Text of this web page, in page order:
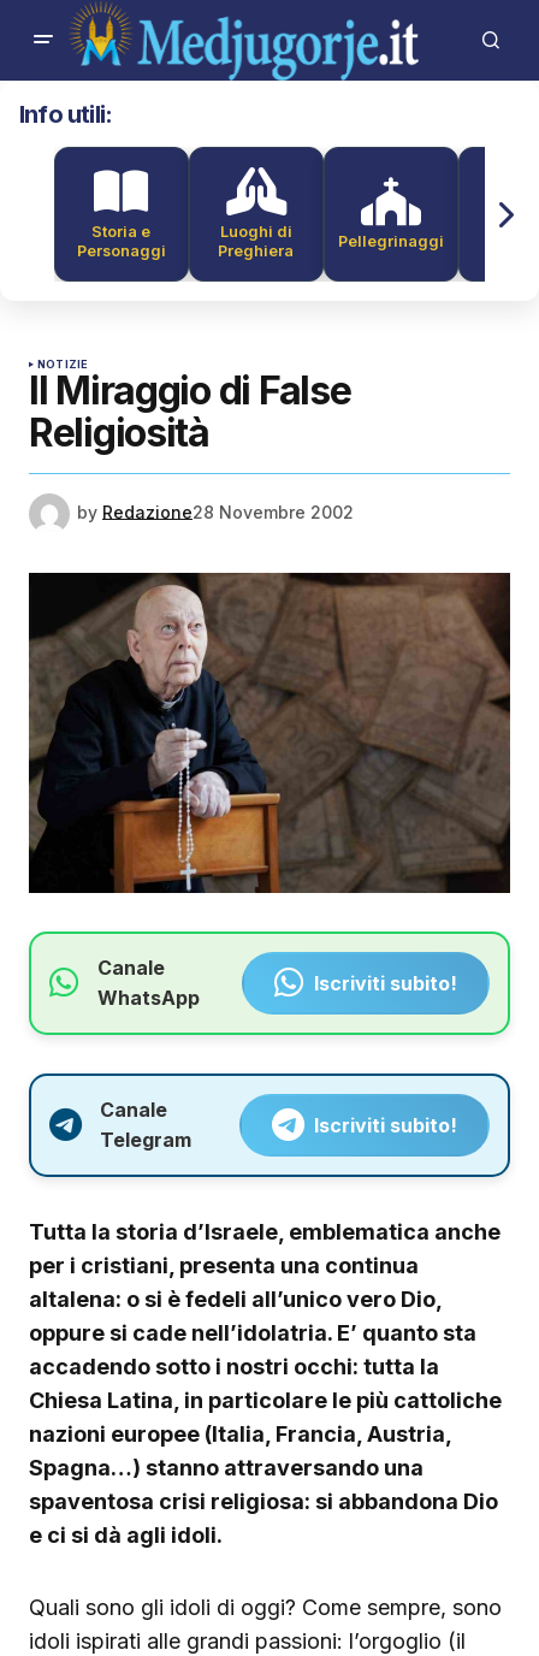
Info utili:
Storia e
Personaggi
Luoghi di
Preghiera
Pellegrinaggi
NOTIZIE
Il Miraggio di False
Religiosità
by Redazione28 Novembre 2002
Canale
WhatsApp
Iscriviti subito!
Canale
Telegram
Iscriviti subito!
Tutta la storia d’Israele, emblematica anche
per i cristiani, presenta una continua
altalena: o si è fedeli all’unico vero Dio,
oppure si cade nell’idolatria. E’ quanto sta
accadendo sotto i nostri occhi: tutta la
Chiesa Latina, in particolare le più cattoliche
nazioni europee (Italia, Francia, Austria,
Spagna…) stanno attraversando una
spaventosa crisi religiosa: si abbandona Dio
e ci si dà agli idoli.
Quali sono gli idoli di oggi? Come sempre, sono
idoli ispirati alle grandi passioni: l’orgoglio (il